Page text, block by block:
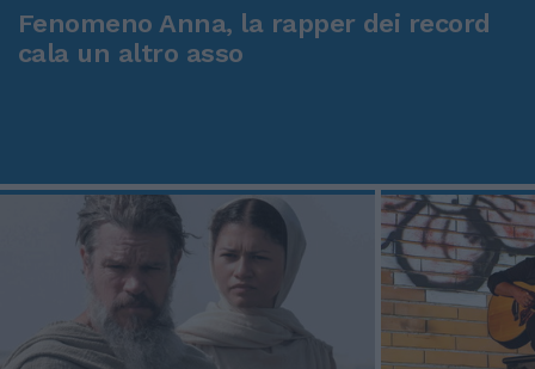
Fenomeno Anna, la rapper dei record
cala un altro asso